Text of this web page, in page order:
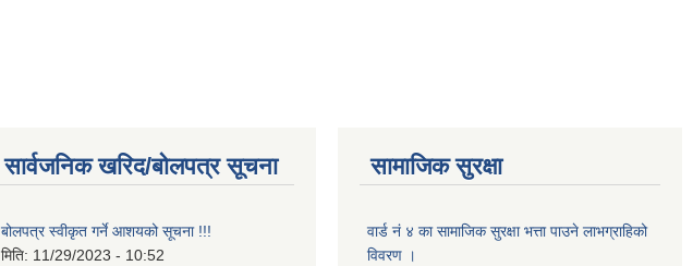
सार्वजनिक खरिद/बोलपत्र सूचना
बोलपत्र स्वीकृत गर्ने आशयको सूचना !!!
मिति: 11/29/2023 - 10:52
सामाजिक सुरक्षा
वार्ड नं ४ का सामाजिक सुरक्षा भत्ता पाउने लाभग्राहिको
विवरण ।